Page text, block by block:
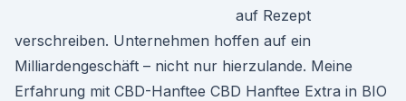
auf Rezept
verschreiben. Unternehmen hoffen auf ein
Milliardengeschäft – nicht nur hierzulande. Meine
Erfahrung mit CBD-Hanftee CBD Hanftee Extra in BIO